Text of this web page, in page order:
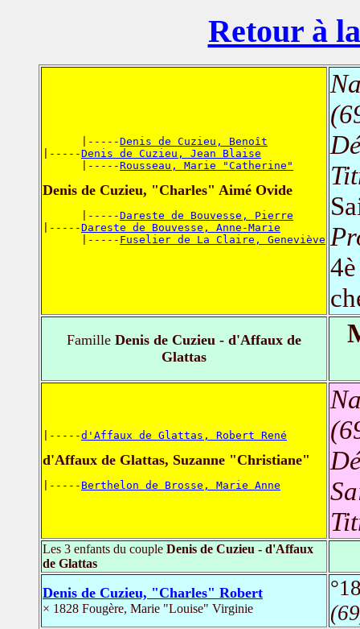
Retour à
      |-----
Denis de Cuzieu, Benoît
|-----Denis de Cuzieu, Jean Blaise
      |-----
Rousseau, Marie "Catherine"
Denis de Cuzieu, "Charles" Aimé Ovide
      |-----
Dareste de Bouvesse, Pierre
|-----Dareste de Bouvesse, Anne-Marie
      |-----
Fuselier de La Claire, Geneviève
Famille Denis de Cuzieu - d'Affaux de
Glattas
|-----d'Affaux de Glattas, Robert René
d'Affaux de Glattas, Suzanne "Christiane"
|----- Berthelon de Brosse, Marie Anne
Les 3 enfants du couple Denis de Cuzieu - d'Affaux
de Glattas
Denis de Cuzieu, "Charles" Robert
× 1828 Fougère, Marie "Louise" Virginie